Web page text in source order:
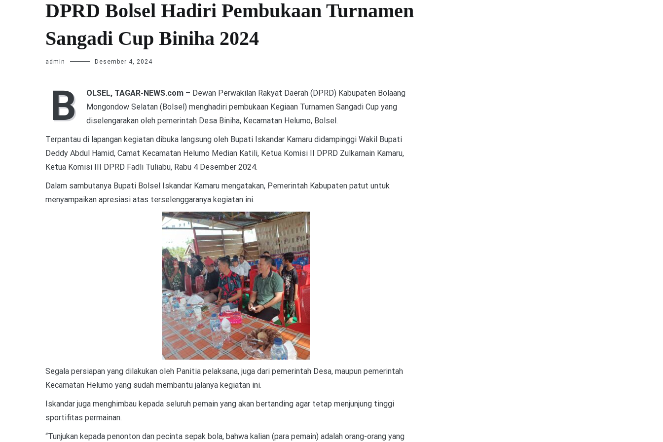
DPRD Bolsel Hadiri Pembukaan Turnamen
Sangadi Cup Biniha 2024
admin Desember 4, 2024
B OLSEL, TAGAR-NEWS.com – Dewan Perwakilan Rakyat Daerah (DPRD) Kabupaten Bolaang
Mongondow Selatan (Bolsel) menghadiri pembukaan Kegiaan Turnamen Sangadi Cup yang
diselengarakan oleh pemerintah Desa Biniha, Kecamatan Helumo, Bolsel.
Terpantau di lapangan kegiatan dibuka langsung oleh Bupati Iskandar Kamaru didampinggi Wakil Bupati
Deddy Abdul Hamid, Camat Kecamatan Helumo Median Katili, Ketua Komisi II DPRD Zulkarnain Kamaru,
Ketua Komisi III DPRD Fadli Tuliabu, Rabu 4 Desember 2024.
Dalam sambutanya Bupati Bolsel Iskandar Kamaru mengatakan, Pemerintah Kabupaten patut untuk
menyampaikan apresiasi atas terselenggaranya kegiatan ini.
Segala persiapan yang dilakukan oleh Panitia pelaksana, juga dari pemerintah Desa, maupun pemerintah
Kecamatan Helumo yang sudah membantu jalanya kegiatan ini.
Iskandar juga menghimbau kepada seluruh pemain yang akan bertanding agar tetap menjunjung tinggi
sportifitas permainan.
“Tunjukan kepada penonton dan pecinta sepak bola, bahwa kalian (para pemain) adalah orang-orang yang